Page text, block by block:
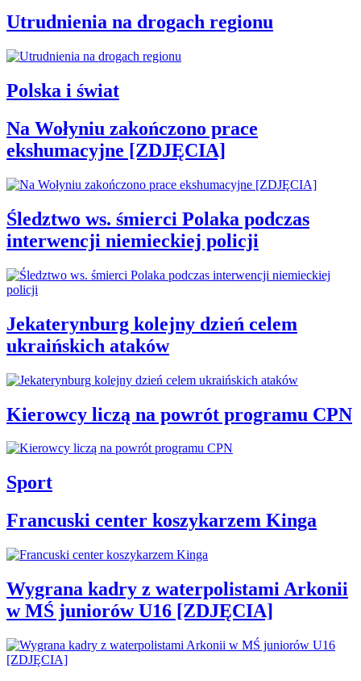
Utrudnienia na drogach regionu
Polska i świat
Na Wołyniu zakończono prace
ekshumacyjne [ZDJĘCIA]
Śledztwo ws. śmierci Polaka podczas
interwencji niemieckiej policji
Jekaterynburg kolejny dzień celem
ukraińskich ataków
Kierowcy liczą na powrót programu CPN
Sport
Francuski center koszykarzem Kinga
Wygrana kadry z waterpolistami Arkonii
w MŚ juniorów U16 [ZDJĘCIA]